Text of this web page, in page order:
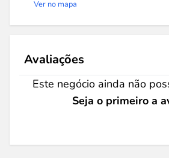
Ver no mapa
Avaliações
Este negócio ainda não
Seja o primeiro a